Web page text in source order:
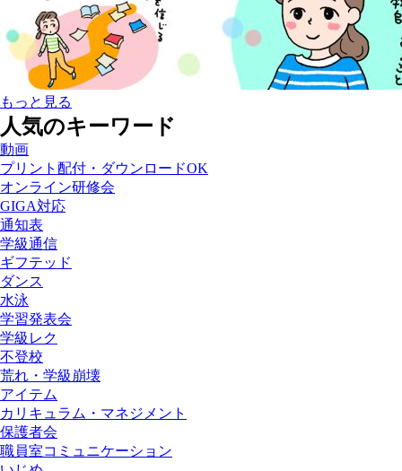
もっと見る
人気のキーワード
動画
プリント配付・ダウンロードOK
オンライン研修会
GIGA対応
通知表
学級通信
ギフテッド
ダンス
水泳
学習発表会
学級レク
不登校
荒れ・学級崩壊
アイテム
カリキュラム・マネジメント
保護者会
職員室コミュニケーション